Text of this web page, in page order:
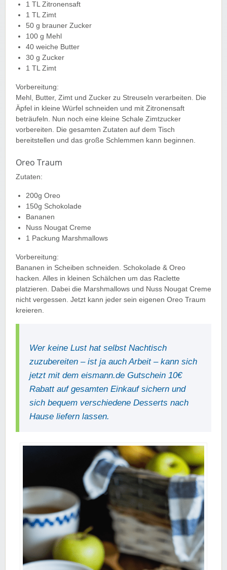
1 TL Zitronensaft
1 TL Zimt
50 g brauner Zucker
100 g Mehl
40 weiche Butter
30 g Zucker
1 TL Zimt
Vorbereitung:
Mehl, Butter, Zimt und Zucker zu Streuseln verarbeiten. Die
Äpfel in kleine Würfel schneiden und mit Zitronensaft
beträufeln. Nun noch eine kleine Schale Zimtzucker
vorbereiten. Die gesamten Zutaten auf dem Tisch
bereitstellen und das große Schlemmen kann beginnen.
Oreo Traum
Zutaten:
200g Oreo
150g Schokolade
Bananen
Nuss Nougat Creme
1 Packung Marshmallows
Vorbereitung:
Bananen in Scheiben schneiden. Schokolade & Oreo
hacken. Alles in kleinen Schälchen um das Raclette
platzieren. Dabei die Marshmallows und Nuss Nougat Creme
nicht vergessen. Jetzt kann jeder sein eigenen Oreo Traum
kreieren.
Wer keine Lust hat selbst Nachtisch
zuzubereiten – ist ja auch Arbeit – kann sich
jetzt mit dem eismann.de Gutschein 10€
Rabatt auf gesamten Einkauf sichern und
sich bequem verschiedene Desserts nach
Hause liefern lassen.